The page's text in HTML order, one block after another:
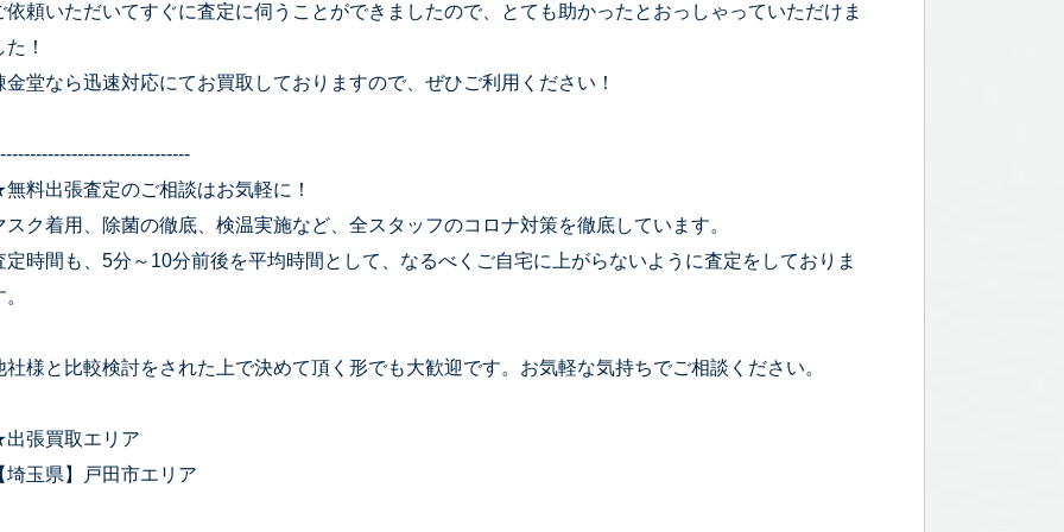
依頼いただいてすぐに査定に伺うことができましたので、とても助かったとおっしゃっていただけま
た！
金堂なら迅速対応にてお買取しておりますので、ぜひご利用ください！
料出張査定のご相談はお気軽に！
スク着用、除菌の徹底、検温実施など、全スタッフのコロナ対策を徹底しています。
定時間も、5分～10分前後を平均時間として、なるべくご自宅に上がらないように査定をしておりま
社様と比較検討をされた上で決めて頂く形でも大歓迎です。お気軽な気持ちでご相談ください。
張買取エリア
埼玉県】戸田市エリア